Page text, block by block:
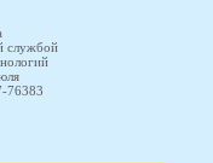
службой
76383